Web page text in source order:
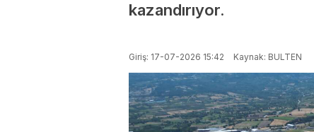
kazandırıyor.
Giriş: 17-07-2026 15:42 Kaynak: BULTEN